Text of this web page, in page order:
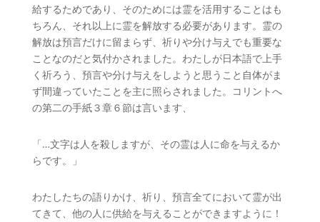
給するためであり、そのためには霊を活用することはも
ちろん、それ以上に霊を解放する必要があります。霊の
解放は預言だけに留まらず、祈りや分け与えでも重要な
ことなのだと気付かされました。わたしが日本語で上手
く祈ろう、預言や分け与えをしようと思うこと自体がま
ず間違っていたことを主に照らされました。コリントへ
の第二の手紙３章６節は言います、
「…文字は人を殺しますが、その霊は人に命を与えるか
らです。」
わたしたちの語りかけ、祈り、預言全てにおいて霊が出
てきて、他の人に供給を与えることができますように！